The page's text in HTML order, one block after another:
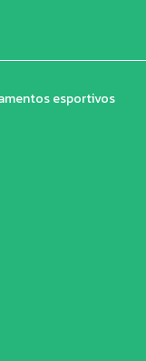
esportivos